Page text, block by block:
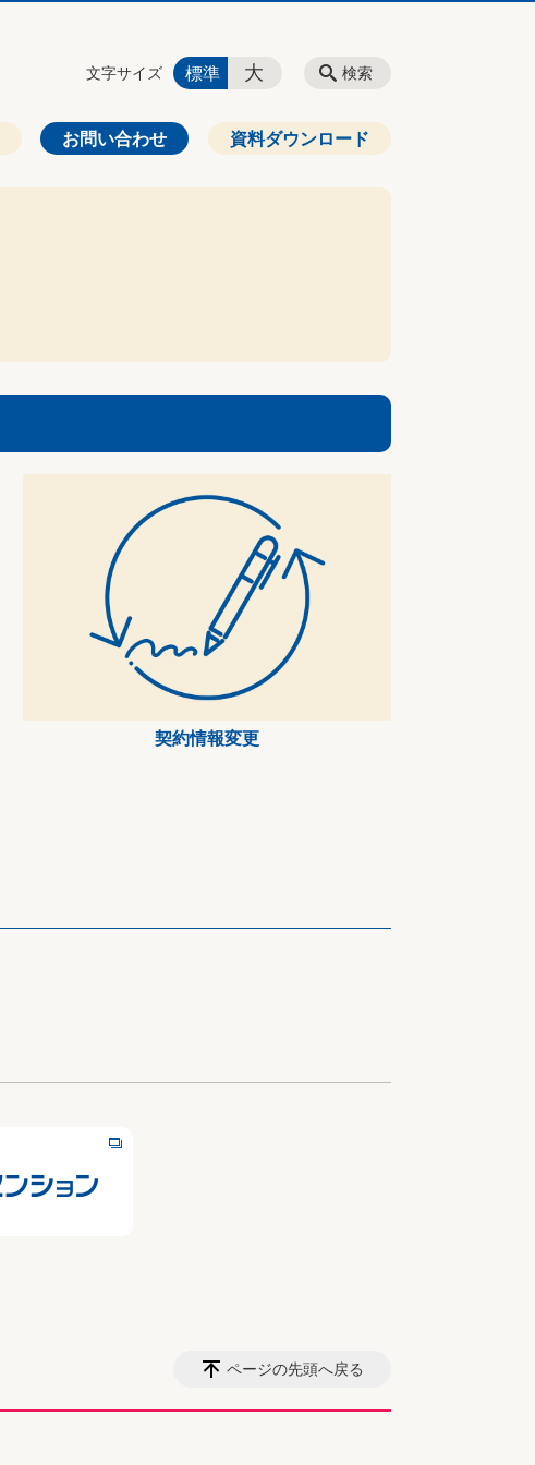
お問い合わせ 資料ダウンロード
検索
文字サイズ 標準 大
契約情報変更
ページの先頭へ戻る